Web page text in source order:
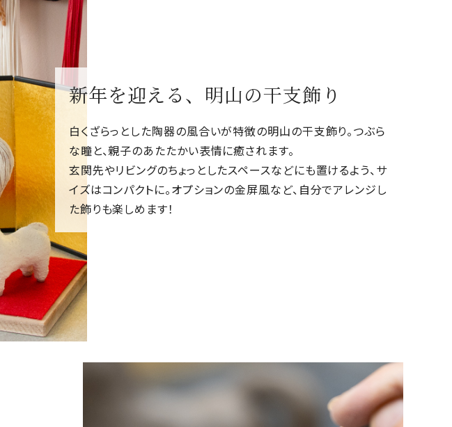
新年を迎える、明山の干支飾り
白くざらっとした陶器の風合いが特徴の明山の干支飾り。つぶら
な瞳と、親子のあたたかい表情に癒されます。
玄関先やリビングのちょっとしたスペースなどにも置けるよう、サ
イズはコンパクトに。オプションの金屏風など、自分でアレンジし
た飾りも楽しめます！